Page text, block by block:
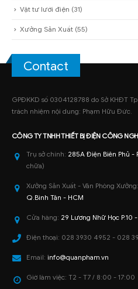
Vật tư lưới điện (31)
Xưởng Sản Xuất (55)
Contact
GPĐKKD số 0304128788 do Sở KHĐT
trách nhiệm nội dung: Phạm Hữu Đức.
CÔNG TY TNHHTHIẾT BỊ ĐIỆN CÔNG
Trụ sở chính: 285A Điện Biên Phủ -
chữa)
Xưởng Sản Xuất - Văn Phòng Xưởng:
Q.Bình Tân - HCM
Cửa hàng: 29 Lương Nhữ Học P.10
Điện thoại: 028 3930 4952 - 028
Email: info@quanpham.vn
Giờ làm việc: T2 - T7 / 8:00 - 17:00